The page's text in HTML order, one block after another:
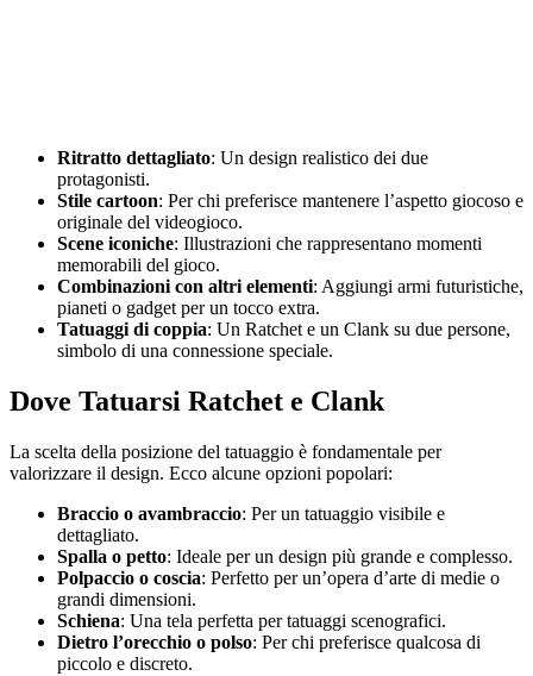
Ritratto dettagliato: Un design realistico dei due
protagonisti.
Stile cartoon: Per chi preferisce mantenere l’aspetto giocoso e
originale del videogioco.
Scene iconiche: Illustrazioni che rappresentano momenti
memorabili del gioco.
Combinazioni con altri elementi: Aggiungi armi futuristiche,
pianeti o gadget per un tocco extra.
Tatuaggi di coppia: Un Ratchet e un Clank su due persone,
simbolo di una connessione speciale.
Dove Tatuarsi Ratchet e Clank
La scelta della posizione del tatuaggio è fondamentale per
valorizzare il design. Ecco alcune opzioni popolari:
Braccio o avambraccio: Per un tatuaggio visibile e
dettagliato.
Spalla o petto: Ideale per un design più grande e complesso.
Polpaccio o coscia: Perfetto per un’opera d’arte di medie o
grandi dimensioni.
Schiena: Una tela perfetta per tatuaggi scenografici.
Dietro l’orecchio o polso: Per chi preferisce qualcosa di
piccolo e discreto.